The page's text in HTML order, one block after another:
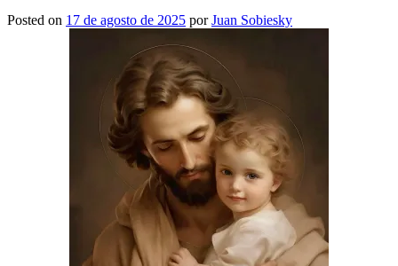
Posted on 17 de agosto de 2025 porJuan Sobiesky